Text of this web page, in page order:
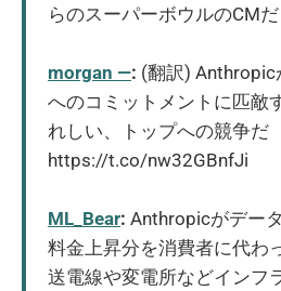
らのスーパーボウルのCM
morgan —: (翻訳) Anthropic
へのコミットメントに匹敵
れしい、トップへの競争だ
https://t.co/nw32GBnfJi
ML_Bear: Anthropicがデー
料金上昇分を消費者に代わ
送電線や変電所などインフ